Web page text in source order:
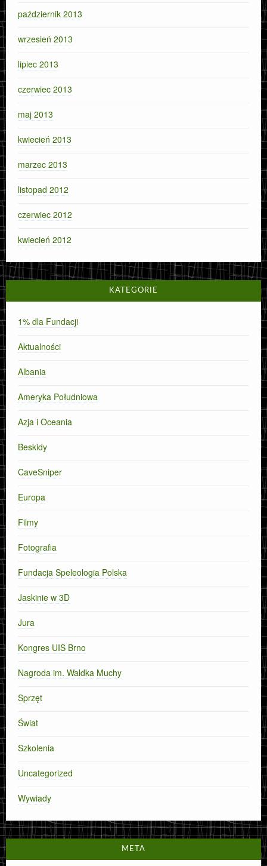
październik 2013
wrzesień 2013
lipiec 2013
czerwiec 2013
maj 2013
kwiecień 2013
marzec 2013
listopad 2012
czerwiec 2012
kwiecień 2012
KATEGORIE
1% dla Fundacji
Aktualności
Albania
Ameryka Południowa
Azja i Oceania
Beskidy
CaveSniper
Europa
Filmy
Fotografia
Fundacja Speleologia Polska
Jaskinie w 3D
Jura
Kongres UIS Brno
Nagroda im. Waldka Muchy
Sprzęt
Świat
Szkolenia
Uncategorized
Wywiady
META